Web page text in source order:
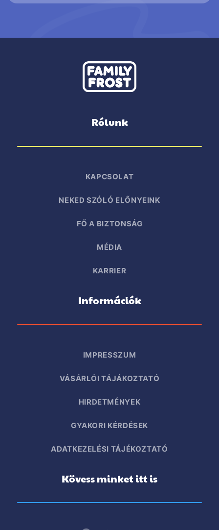
Rólunk
KAPCSOLAT
NEKED SZÓLÓ ELŐNYEINK
FŐ A BIZTONSÁG
MÉDIA
KARRIER
Információk
IMPRESSZUM
VÁSÁRLÓI TÁJÁKOZTATÓ
HIRDETMÉNYEK
GYAKORI KÉRDÉSEK
ADATKEZELÉSI TÁJÉKOZTATÓ
Kövess minket itt is